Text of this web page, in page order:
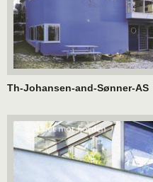
Th-Johansen-and-Sønner-AS